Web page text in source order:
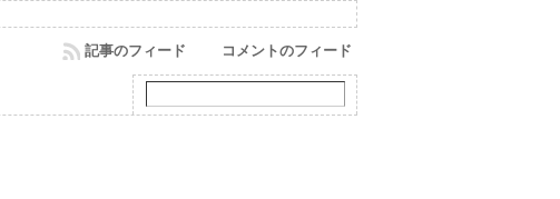
コメントのフィード
記事のフィード